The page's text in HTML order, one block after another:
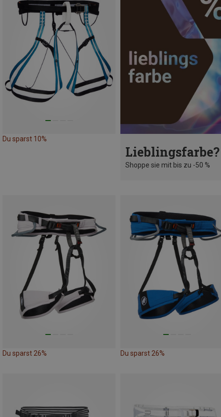
Du sparst 10%
Lieblingsfarbe?
Shoppe sie mit bis zu -50 %
Du sparst 26% Du sparst 26%